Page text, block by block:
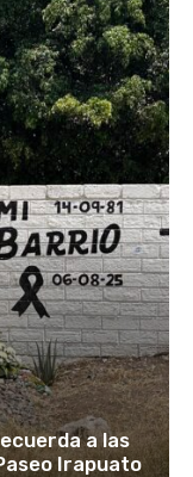
a las
Irapuato